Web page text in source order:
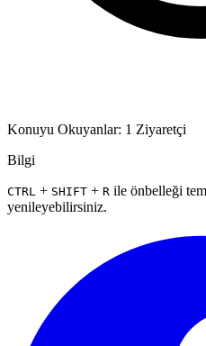
Konuyu Okuyanlar: 1 Ziyaretçi
Bilgi
CTRL + SHIFT + R ile önbelleği
yenileyebilirsiniz.